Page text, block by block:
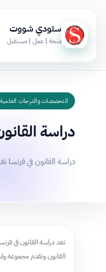
ستودي شووت
منحة | عمل | مستقبل
التخصصات والدرجات العلمية
دراسة
دراسة القانون في فرنسا تقدم
تعد دراسة القانون في
القانون وتقدم مجموعة